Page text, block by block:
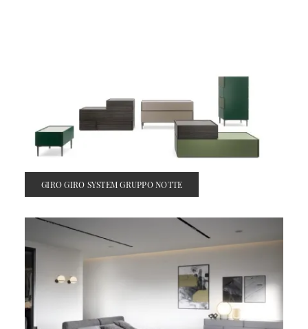
GIRO GIRO SYSTEM GRUPPO NOTTE